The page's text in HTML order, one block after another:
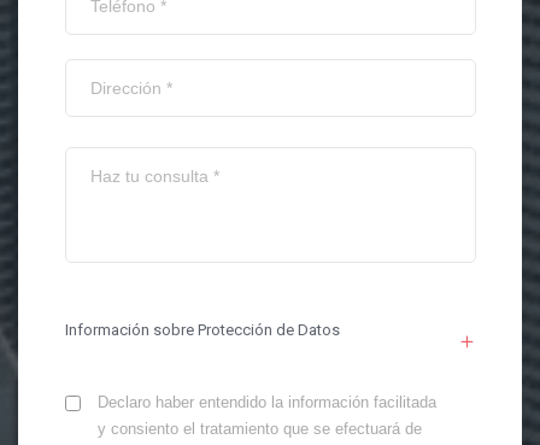
Información sobre Protección de Datos
Declaro haber entendido la información facilitada
y consiento el tratamiento que se efectuará de